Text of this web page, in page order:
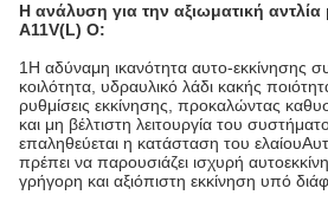
Η ανάλυση για την αξιωματική
A11V(L) O:
1Η αδύναμη ικανότητα αυτο-εκκίνησης
κοιλότητα, υδραυλικό λάδι κακής
ρυθμίσεις εκκίνησης, προκαλώντας
και μη βέλτιστη λειτουργία του
επαληθεύεται η κατάσταση του
πρέπει να παρουσιάζει ισχυρή
γρήγορη και αξιόπιστη εκκίνηση υπό